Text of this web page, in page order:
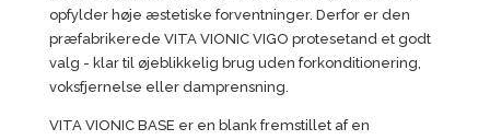
opfylder høje æstetiske forventninger. Derfor er den
præfabrikerede VITA VIONIC VIGO protesetand et godt
valg - klar til øjeblikkelig brug uden forkonditionering,
voksfjernelse eller damprensning.
VITA VIONIC BASE er en blank fremstillet af en